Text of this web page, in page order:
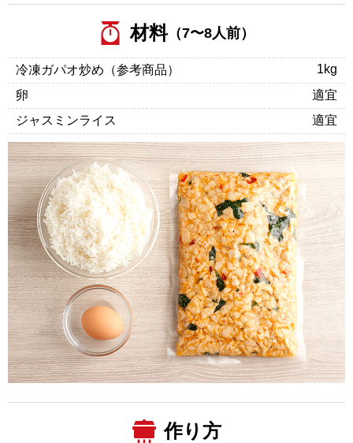
材料（7〜8人前）
冷凍ガパオ炒め（参考商品）
1kg
卵
適宜
ジャスミンライス
適宜
作り方